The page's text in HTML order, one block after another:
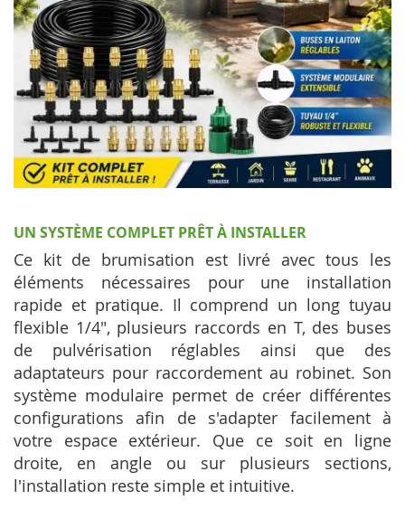
UN SYSTÈME COMPLET PRÊT À INSTALLER
Ce kit de brumisation est livré avec tous les
éléments nécessaires pour une installation
rapide et pratique. Il comprend un long tuyau
flexible 1/4", plusieurs raccords en T, des buses
de pulvérisation réglables ainsi que des
adaptateurs pour raccordement au robinet. Son
système modulaire permet de créer différentes
configurations afin de s'adapter facilement à
votre espace extérieur. Que ce soit en ligne
droite, en angle ou sur plusieurs sections,
l'installation reste simple et intuitive.